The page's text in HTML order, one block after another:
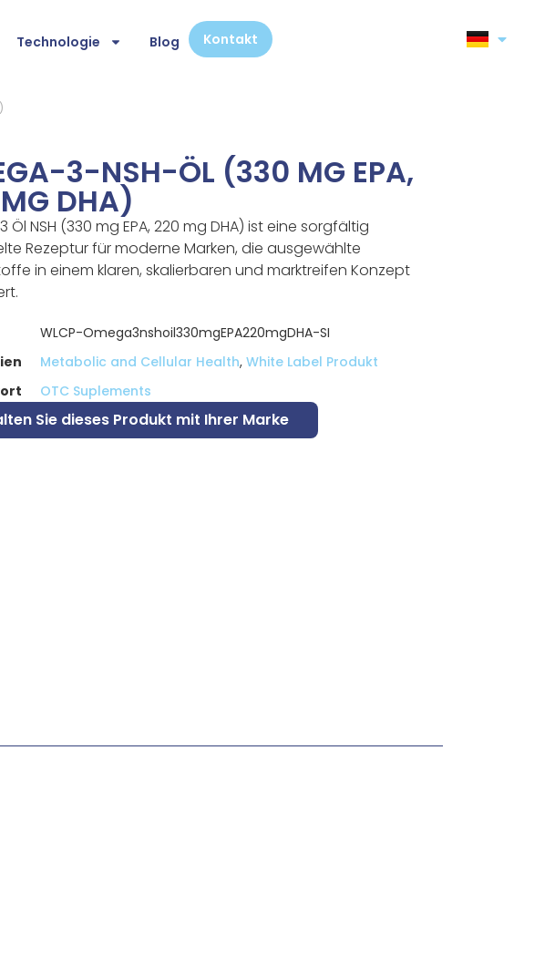
Technologie Blog Kontakt
3-NSH-ÖL (330 MG EPA,
DHA)
Öl NSH (330 mg EPA, 220 mg DHA) ist eine sorgfältig
Rezeptur für moderne Marken, die ausgewählte
in einem klaren, skalierbaren und marktreifen Konzept
WLCP-Omega3nshoil330mgEPA220mgDHA-SI
Metabolic and Cellular Health, White Label Produkt
OTC Suplements
Sie dieses Produkt mit Ihrer Marke